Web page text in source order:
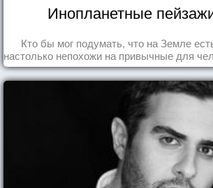
Инопланетные
Кто бы мог подумать, что на Земле
настолько непохожи на привычные для
что кажутся и вовсе